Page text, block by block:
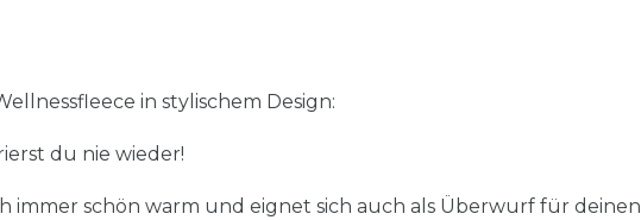
in stylischem Design:
du nie wieder!
immer schön warm und eignet sich auch als Überwurf für deinen